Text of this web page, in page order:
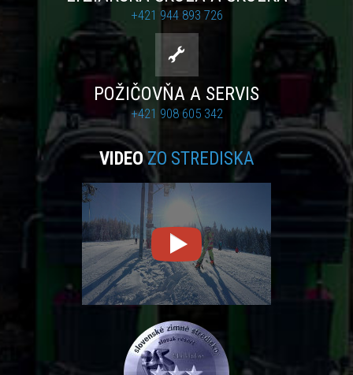
+421 944 893 726
POŽIČOVŇA A SERVIS
+421 908 605 342
VIDEOZO STREDISKA